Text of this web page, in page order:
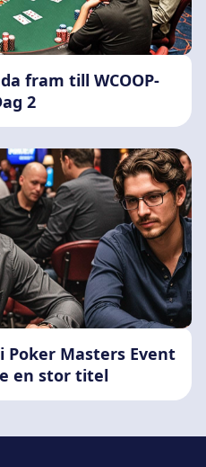
fram till WCOOP-
2
Poker Masters Event
en stor titel